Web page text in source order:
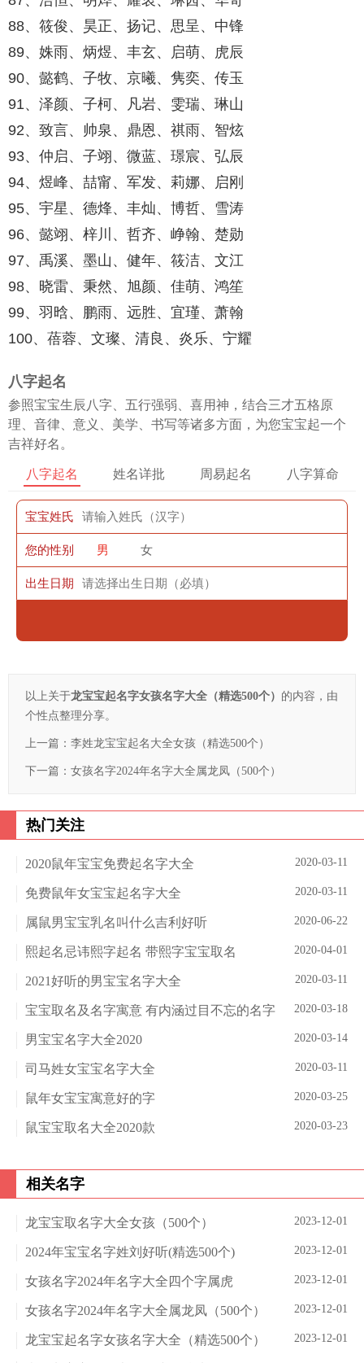
88、筱俊、昊正、扬记、思呈、中锋
89、姝雨、炳煜、丰玄、启萌、虎辰
90、懿鹤、子牧、京曦、隽奕、传玉
91、泽颜、子柯、凡岩、雯瑞、琳山
92、致言、帅泉、鼎恩、祺雨、智炫
93、仲启、子翊、微蓝、璟宸、弘辰
94、煜峰、喆甯、军发、莉娜、启刚
95、宇星、德烽、丰灿、博哲、雪涛
96、懿翊、梓川、哲齐、峥翰、楚勋
97、禹溪、墨山、健年、筱洁、文江
98、晓雷、秉然、旭颜、佳萌、鸿笙
99、羽晗、鹏雨、远胜、宜瑾、萧翰
100、蓓蓉、文璨、清良、炎乐、宁耀
八字起名
参照宝宝生辰八字、五行强弱、喜用神，结合三才五格原
理、音律、意义、美学、书写等诸多方面，为您宝宝起一个
吉祥好名。
八字起名 姓名详批 周易起名 八字算命
宝宝姓氏
您的性别 男 女
出生日期
以上关于龙宝宝起名字女孩名字大全（精选500个） 的内容，由
个性点整理分享。
上一篇： 李姓龙宝宝起名大全女孩（精选500个）
下一篇： 女孩名字2024年名字大全属龙凤（500个）
热门关注
2020-03-11
2020鼠年宝宝免费起名字大全
2020-03-11
免费鼠年女宝宝起名字大全
2020-06-22
属鼠男宝宝乳名叫什么吉利好听
2020-04-01
熙起名忌讳熙字起名 带熙字宝宝取名
2020-03-11
2021好听的男宝宝名字大全
2020-03-18
宝宝取名及名字寓意 有内涵过目不忘的名字
2020-03-14
男宝宝名字大全2020
2020-03-11
司马姓女宝宝名字大全
2020-03-25
鼠年女宝宝寓意好的字
2020-03-23
鼠宝宝取名大全2020款
相关名字
2023-12-01
龙宝宝取名字大全女孩（500个）
2023-12-01
2024年宝宝名字姓刘好听(精选500个)
2023-12-01
女孩名字2024年名字大全四个字属虎
2023-12-01
女孩名字2024年名字大全属龙凤（500个）
2023-12-01
龙宝宝起名字女孩名字大全（精选500个）